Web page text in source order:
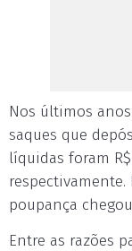
Nos últimos
saques que
líquidas foram
poupança
Entre as razões